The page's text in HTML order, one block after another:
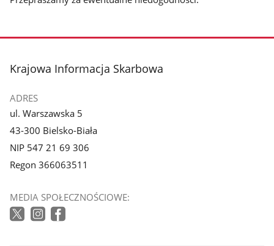
stopka
Krajowa Informacja Skarbowa
ADRES
ul. Warszawska 5
43-300 Bielsko-Biała
NIP 547 21 69 306
Regon 366063511
MEDIA SPOŁECZNOŚCIOWE: